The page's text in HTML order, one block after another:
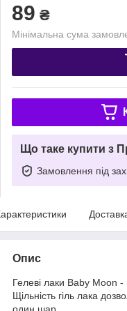
89 ₴
Мінімальна сума
Що таке купити з
Замовлення під
Опис
Гелеві лаки Baby Moon -
Щільність гіль лака
один шар.